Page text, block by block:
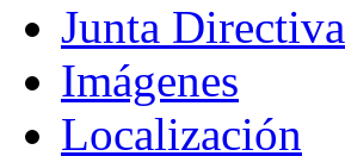
Junta Directiva
Imágenes
Localización